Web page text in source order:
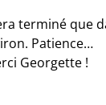
terminé que
Patience…
Georgette !